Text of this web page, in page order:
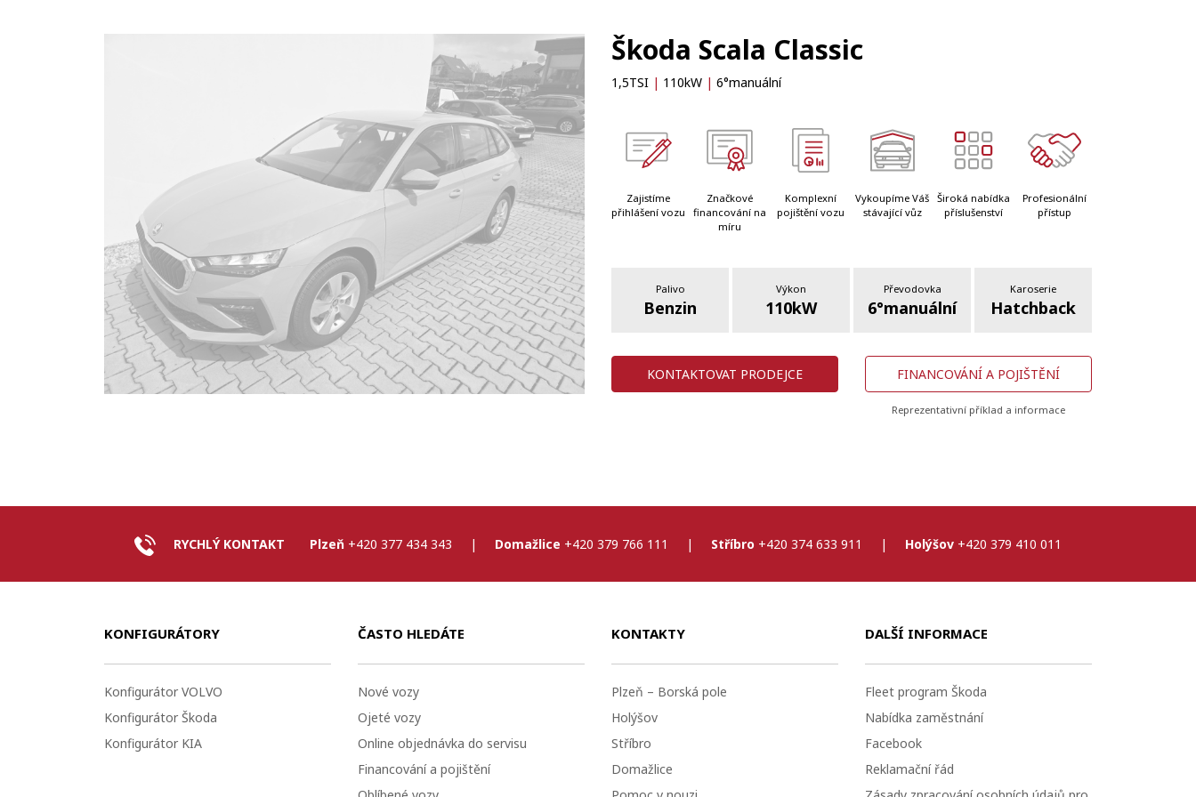
Škoda Scala Classic
1,5TSI | 110kW | 6°manuální
Zajistíme
přihlášení vozu
Značkové
financování na
míru
Komplexní
pojištění vozu
Vykoupíme Váš
stávající vůz
Široká nabídka
příslušenství
Profesionální
přístup
Palivo
Benzin
Výkon
110kW
Převodovka
6°manuální
Karoserie
Hatchback
KONTAKTOVAT PRODEJCE FINANCOVÁNÍ A POJIŠTĚNÍ
Reprezentativní příklad a informace
RYCHLÝ KONTAKT Plzeň +420 377 434 343 | Domažlice +420 379 766 111 | Stříbro +420 374 633 911 | Holýšov +420 379 410 011
KONFIGURÁTORY
Konfigurátor VOLVO
Konfigurátor Škoda
Konfigurátor KIA
ČASTO HLEDÁTE
Nové vozy
Ojeté vozy
Online objednávka do servisu
Financování a pojištění
KONTAKTY
Plzeň – Borská pole
Holýšov
Stříbro
Domažlice
DALŠÍ INFORMACE
Fleet program Škoda
Nabídka zaměstnání
Facebook
Reklamační řád